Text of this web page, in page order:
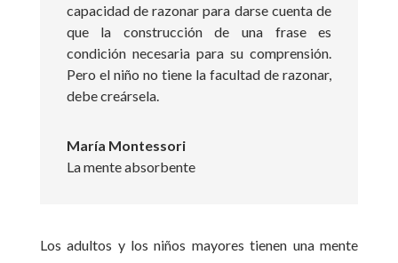
capacidad de razonar para darse cuenta de
que la construcción de una frase es
condición necesaria para su comprensión.
Pero el niño no tiene la facultad de razonar,
debe creársela.
María Montessori
La mente absorbente
Los adultos y los niños mayores tienen una mente